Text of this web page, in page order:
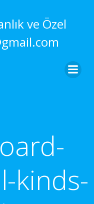
ve Özel
kinds-